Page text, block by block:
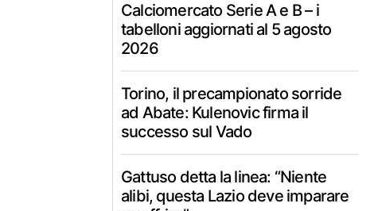
Calciomercato Serie A e B – i
tabelloni aggiornati al 5 agosto
2026
Torino, il precampionato sorride
ad Abate: Kulenovic firma il
successo sul Vado
Gattuso detta la linea: “Niente
alibi, questa Lazio deve imparare